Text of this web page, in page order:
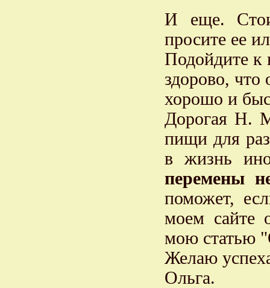
И еще.
просите ее
Подойдите к
здорово, что
хорошо и
Дорогая Н.
пищи для
в жизнь
перемены
поможет,
моем сайте
мою статью
Желаю
Ольга.